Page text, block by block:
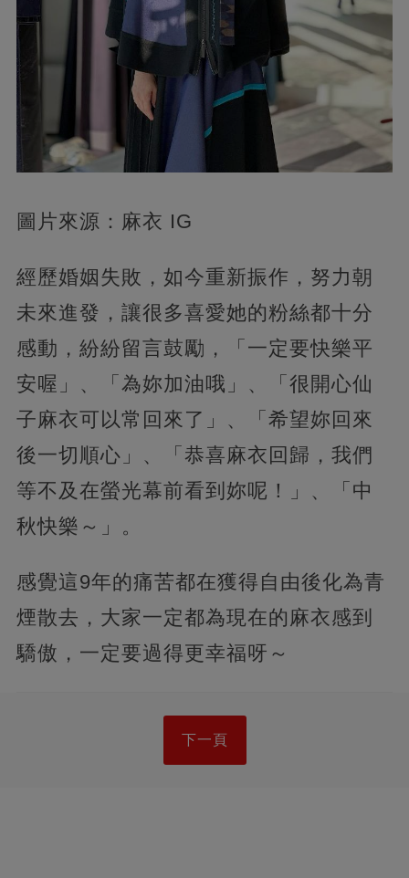
圖片來源：麻衣 IG
經歷婚姻失敗，如今重新振作，努力朝
未來進發，讓很多喜愛她的粉絲都十分
感動，紛紛留言鼓勵，「一定要快樂平
安喔」、「為妳加油哦」、「很開心仙
子麻衣可以常回來了」、「希望妳回來
後一切順心」、「恭喜麻衣回歸，我們
等不及在螢光幕前看到妳呢！」、「中
秋快樂～」。
感覺這9年的痛苦都在獲得自由後化為青
煙散去，大家一定都為現在的麻衣感到
驕傲，一定要過得更幸福呀～
下一頁